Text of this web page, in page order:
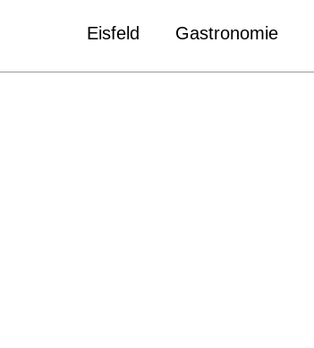
Eisfeld Gastronomie